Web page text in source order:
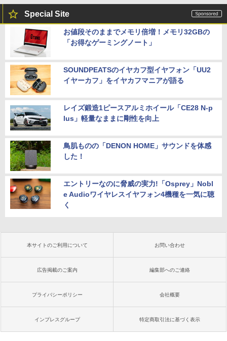
Special Site
お値段そのままでメモリ倍増！メモリ32GBの
「お得なゲーミングノート」
SOUNDPEATSのイヤカフ型イヤフォン「UU2
イヤーカフ」をイヤカフマニアが語る
レイズ鍛造1ピースアルミホイール「CE28 N-p
lus」軽量なままに剛性を向上
鳥肌ものの「DENON HOME」サウンドを体感
した！
エントリーなのに脅威の実力!「Osprey」Nobl
e Audioワイヤレスイヤフォン4機種を一気に聴
く
本サイトのご利用について お問い合わせ
広告掲載のご案内 編集部へのご連絡
プライバシーポリシー 会社概要
インプレスグループ 特定商取引法に基づく表示